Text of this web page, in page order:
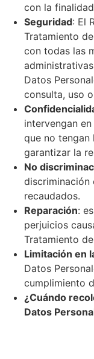
con la
Seguridad: El
Tratamiento
con todas las
Datos
consulta, uso
intervengan
que no tengan
garantizar la
No
discriminación
recaudados.
Reparación:
perjuicios
Tratamiento
Limitación en
Datos
cumplimiento
¿Cuándo
Datos